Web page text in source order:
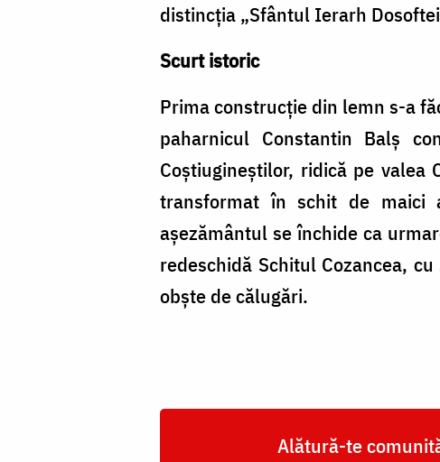
distincția „Sfântul Ierarh
Scurt istoric
Prima construcţie din lemn s-a
paharnicul Constantin Balş
Coştiugineştilor, ridică pe
transformat în schit de maici
așezământul se închide ca
redeschidă Schitul Cozancea,
obşte de călugări.
Alătură-te